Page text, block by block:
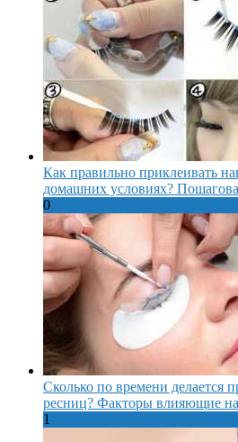
Как правильно приклеивать
домашних условиях?
0
Сколько по времени делается
ресниц? Факторы влияющие на
1